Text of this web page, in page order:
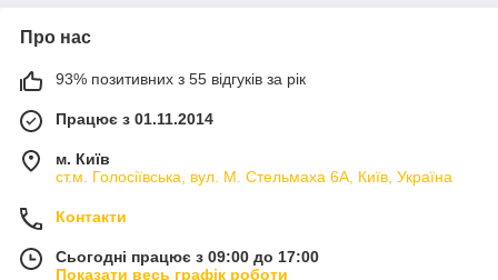
Про нас
93% позитивних з 55 відгуків за рік
Працює з 01.11.2014
м. Київ
ст.м. Голосіївська, вул. М. Стельмаха 6А, Київ, Україна
Контакти
Сьогодні працює з 09:00 до 17:00
Показати весь графік роботи